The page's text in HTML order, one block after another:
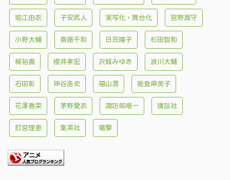
堀江由衣 子安武人 実写化・舞台化 宮野真守
小野大輔 斎藤千和 日笠陽子 杉田智和
梶裕貴 櫻井孝宏 沢城みゆき 浪川大輔
石田彰 神谷浩史 福山潤 能登麻美子
花澤香菜 茅野愛衣 諏訪部順一 講談社
釘宮理恵 集英社 電撃